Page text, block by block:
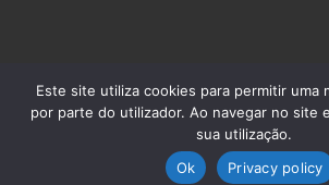
Este site utiliza cookies para permitir uma
por parte do utilizador. Ao navegar no site
sua utilização.
Ok
Privacy policy